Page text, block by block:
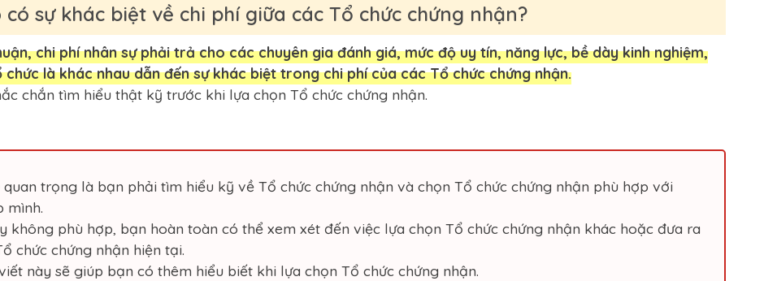
có sự khác biệt về chi phí giữa các Tổ chức chứng nhận?
chi phí nhân sự phải trả cho các chuyên gia đánh giá, mức độ uy tín, năng lực, bề dày kinh nghiệm,
chức là khác nhau dẫn đến sự khác biệt trong chi phí của các Tổ chức chứng nhận.
chắn tìm hiểu thật kỹ trước khi lựa chọn Tổ chức chứng nhận.
trọng là bạn phải tìm hiểu kỹ về Tổ chức chứng nhận và chọn Tổ chức chứng nhận phù hợp với
mình.
không phù hợp, bạn hoàn toàn có thể xem xét đến việc lựa chọn Tổ chức chứng nhận khác hoặc đưa ra
chức chứng nhận hiện tại.
này sẽ giúp bạn có thêm hiểu biết khi lựa chọn Tổ chức chứng nhận.